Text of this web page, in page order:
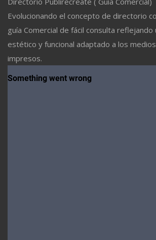
Evolucionando el concepto de directorio
guía Comercial de fácil consulta reflejando
estético y funcional adaptado a los
impresos.